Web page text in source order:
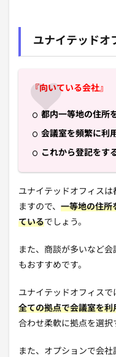
ユナイテッドオ
『向いている会社』
都内一等地の住所
会議室を頻繁に利
これから登記をす
ユナイテッドオフィスは
ますので、 一等地の住所
ているでしょう。
また、商談が多いなど
もおすすめです。
ユナイテッドオフィスで
全ての拠点で会議室を利
合わせ柔軟に拠点を選択
また、オプションで会